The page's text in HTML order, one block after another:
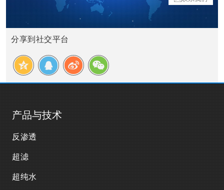
分享到社交平台
产品与技术
反渗透
超滤
超纯水